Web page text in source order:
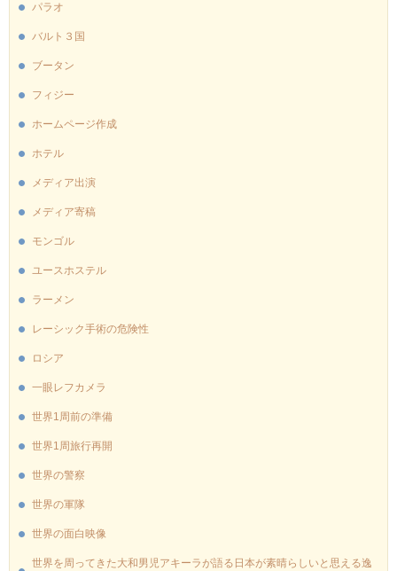
パラオ
バルト３国
ブータン
フィジー
ホームページ作成
ホテル
メディア出演
メディア寄稿
モンゴル
ユースホステル
ラーメン
レーシック手術の危険性
ロシア
一眼レフカメラ
世界1周前の準備
世界1周旅行再開
世界の警察
世界の軍隊
世界の面白映像
世界を周ってきた大和男児アキーラが語る日本が素晴らしいと思える逸